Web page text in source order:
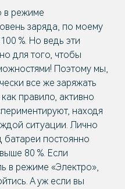
в режиме
заряда, по моему
%. Но ведь эти
для того, чтобы
Поэтому мы,
все же заряжать
правило, активно
находя
ситуации. Лично
батареи постоянно
80 %. Если
в режиме «Электро»,
А уж если вы